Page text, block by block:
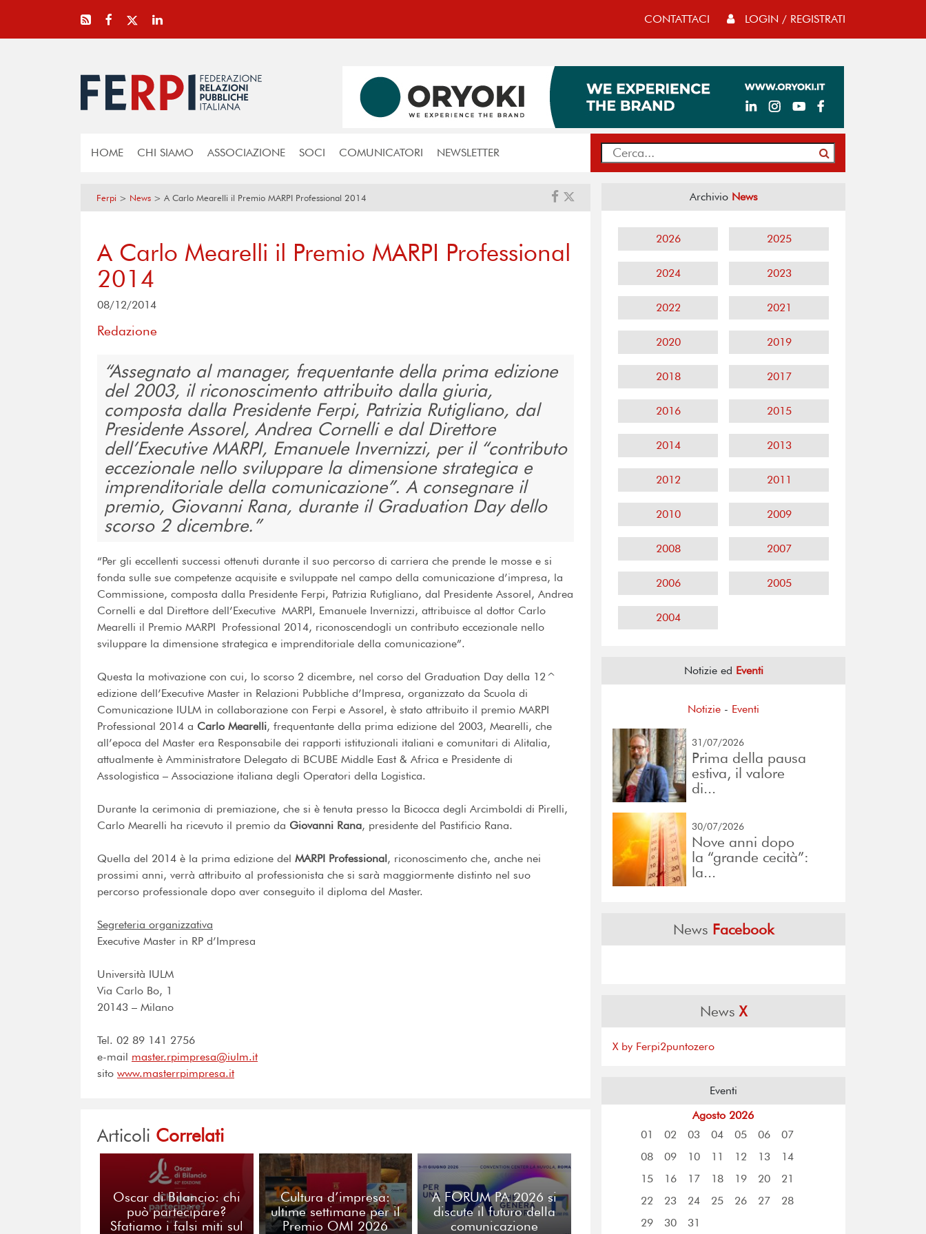
CONTATTACI LOGIN / REGISTRATI
HOME CHI SIAMO ASSOCIAZIONE SOCI COMUNICATORI NEWSLETTER
Ferpi > News > A Carlo Mearelli il Premio MARPI Professional 2014
A Carlo Mearelli il Premio MARPI Professional
2014
08/12/2014
Redazione
Assegnato al manager, frequentante della prima edizione
del 2003, il riconoscimento attribuito dalla giuria,
composta dalla Presidente Ferpi, Patrizia Rutigliano, dal
Presidente Assorel, Andrea Cornelli e dal Direttore
dell’Executive MARPI, Emanuele Invernizzi, per il “contributo
eccezionale nello sviluppare la dimensione strategica e
imprenditoriale della comunicazione”. A consegnare il
premio, Giovanni Rana, durante il Graduation Day dello
scorso 2 dicembre.
“Per gli eccellenti successi ottenuti durante il suo percorso di carriera che prende le mosse e si
fonda sulle sue competenze acquisite e sviluppate nel campo della comunicazione d’impresa, la
Commissione, composta dalla Presidente Ferpi, Patrizia Rutigliano, dal Presidente Assorel, Andrea
Cornelli e dal Direttore dell’Executive MARPI, Emanuele Invernizzi, attribuisce al dottor Carlo
Mearelli il Premio MARPI Professional 2014, riconoscendogli un contributo eccezionale nello
sviluppare la dimensione strategica e imprenditoriale della comunicazione”.
Questa la motivazione con cui, lo scorso 2 dicembre, nel corso del Graduation Day della 12^
edizione dell’Executive Master in Relazioni Pubbliche d’Impresa, organizzato da Scuola di
Comunicazione IULM in collaborazione con Ferpi e Assorel, è stato attribuito il premio MARPI
Professional 2014 a Carlo Mearelli, frequentante della prima edizione del 2003, Mearelli, che
all’epoca del Master era Responsabile dei rapporti istituzionali italiani e comunitari di Alitalia,
attualmente è Amministratore Delegato di BCUBE Middle East & Africa e Presidente di
Assologistica – Associazione italiana degli Operatori della Logistica.
Durante la cerimonia di premiazione, che si è tenuta presso la Bicocca degli Arcimboldi di Pirelli,
Carlo Mearelli ha ricevuto il premio da Giovanni Rana, presidente del Pastificio Rana.
Quella del 2014 è la prima edizione del MARPI Professional, riconoscimento che, anche nei
prossimi anni, verrà attribuito al professionista che si sarà maggiormente distinto nel suo
percorso professionale dopo aver conseguito il diploma del Master.
Segreteria organizzativa
Executive Master in RP d’Impresa
Università IULM
Via Carlo Bo, 1
20143 – Milano
Tel. 02 89 141 2756
e-mail master.rpimpresa@iulm.it
sito www.masterrpimpresa.it
Articoli Correlati
Oscar di Bilancio: chi
può partecipare?
Sfatiamo i falsi miti sul
Cultura d’impresa:
ultime settimane per il
Premio OMI 2026
A FORUM PA 2026 si
discute il futuro della
comunicazione
Archivio News
2026 2025
2024 2023
2022 2021
2020 2019
2018 2017
2016 2015
2014 2013
2012 2011
2010 2009
2008 2007
2006 2005
2004
Notizie ed Eventi
Notizie - Eventi
31/07/2026
Prima della pausa
estiva, il valore
di...
30/07/2026
Nove anni dopo
la “grande cecità”:
la...
News Facebook
NewsX
X by Ferpi2puntozero
Eventi
Agosto 2026
01
02 03 04 05 06
07
08
09 10 11 12 13
14
15
16 17 18 19 20
21
22
23 24 25 26 27
28
29
30 31